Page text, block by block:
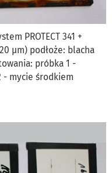
PROTECT 341 +
µm) podłoże: blacha
próbka 1 -
- mycie środkiem